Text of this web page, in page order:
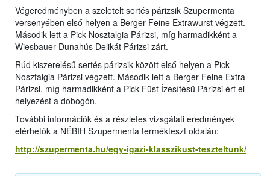
Végeredményben a szeletelt sertés párizsik Szupermenta
versenyében első helyen a Berger Feine Extrawurst végzett.
Második lett a Pick Nosztalgia Párizsi, míg harmadikként a
Wiesbauer Dunahús Delikát Párizsi zárt.
Rúd kiszerelésű sertés párizsik között első helyen a Pick
Nosztalgia Párizsi végzett. Második lett a Berger Feine Extra
Párizsi, míg harmadikként a Pick Füst Ízesítésű Párizsi ért el
helyezést a dobogón.
További információk és a részletes vizsgálati eredmények
elérhetők a NÉBIH Szupermenta termékteszt oldalán:
http://szupermenta.hu/egy-igazi-klasszikust-teszteltunk/